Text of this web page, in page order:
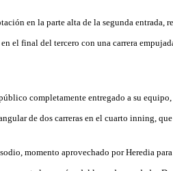
en la parte alta de la segunda entrada,
el final del tercero con una carrera
completamente entregado a su
de dos carreras en el cuarto inning,
momento aprovechado por Heredia